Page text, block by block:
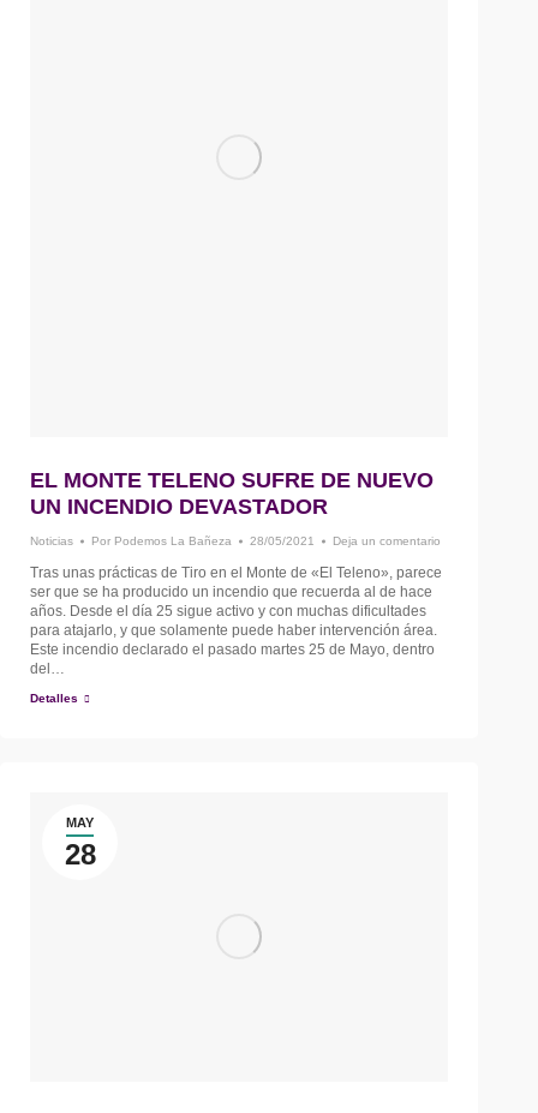
EL MONTE TELENO SUFRE DE NUEVO
UN INCENDIO DEVASTADOR
Noticias Por Podemos La Bañeza 28/05/2021 Deja un comentario
Tras unas prácticas de Tiro en el Monte de «El Teleno», parece
ser que se ha producido un incendio que recuerda al de hace
años. Desde el día 25 sigue activo y con muchas dificultades
para atajarlo, y que solamente puede haber intervención área.
Este incendio declarado el pasado martes 25 de Mayo, dentro
del…
Detalles
MAY
28